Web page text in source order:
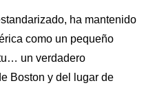
ha mantenido
como un pequeño
un verdadero
Boston y del lugar de